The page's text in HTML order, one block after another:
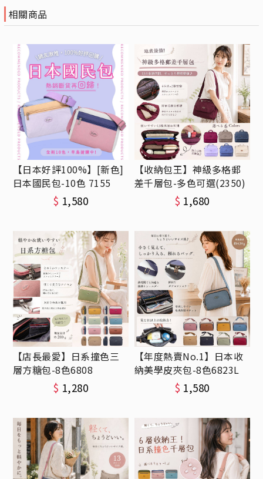
相關商品
【日本好評100%】[新色]
日本國民包-10色 7155
$ 1,580
【收納包王】神級多格郵
差千層包-多色可選(2350)
$ 1,680
【店長最愛】日系撞色三
層方糖包-8色6808
$ 1,280
【年度熱賣No.1】日本收
納美學皮夾包-8色6823L
$ 1,580